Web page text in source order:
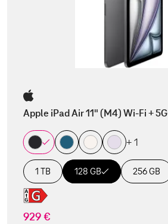
Apple iPad Air 11" (M4) Wi-Fi + 5G
+ 1
1 TB 128 GB 256 GB
929 €